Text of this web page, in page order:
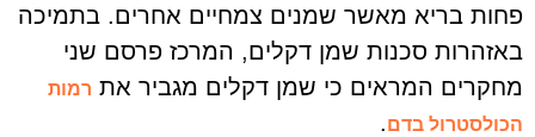
פחות בריא מאשר שמנים צמחיים אחרים. בתמיכה
באזהרות סכנות שמן דקלים, המרכז פרסם שני
מחקרים המראים כי שמן דקלים מגביר את רמות
הכולסטרול בדם.